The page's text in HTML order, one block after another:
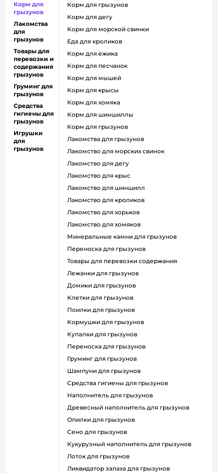
Корм для
грызунов
Лакомства
для
грызунов
Товары для
перевозки и
содержания
грызунов
Груминг для
грызунов
Средства
гигиены для
грызунов
Игрушки
для
грызунов
корм для грызунов
корм для дегу
корм для морской свинки
еда для кроликов
корм для ежика
корм для песчанок
корм для мышей
корм для крысы
корм для хомяка
корм для шиншиллы
корм для грызунов
лакомства для грызунов
лакомство для морских свинок
лакомство для дегу
лакомство для крыс
лакомство для шиншилл
лакомство для кроликов
лакомство для хорьков
лакомство для хомяков
минеральные камни для грызунов
переноска для грызунов
товары для перевозки содержания
лежанки для грызунов
домики для грызунов
клетки для грызунов
поилки для грызунов
кормушки для грызунов
купалки для грызунов
переноска для грызунов
груминг для грызунов
шампуни для грызунов
средства гигиены для грызунов
наполнитель для грызунов
древесный наполнитель для грызунов
опилки для грызунов
сено для грызунов
кукурузный наполнитель для грызунов
лоток для грызунов
ликвидатор запаха для грызунов